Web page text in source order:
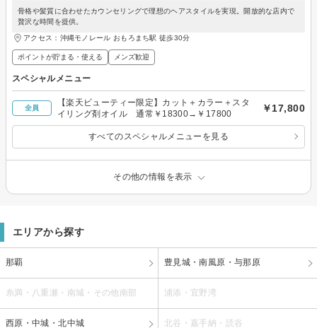
骨格や髪質に合わせたカウンセリングで理想のヘアスタイルを実現。開放的な店内で
贅沢な時間を提供。
アクセス：沖縄モノレール おもろまち駅 徒歩30分
ポイントが貯まる・使える メンズ歓迎
スペシャルメニュー
全員
【楽天ビューティー限定】カット＋カラー＋スタ
イリング剤オイル 通常￥18300→￥17800
￥17,800
すべてのスペシャルメニューを見る
その他の情報を表示
エリアから探す
那覇 豊見城・南風原・与那原
糸満・八重瀬・南城・その他南部 浦添・宜野湾
西原・中城・北中城 北谷・嘉手納・読谷